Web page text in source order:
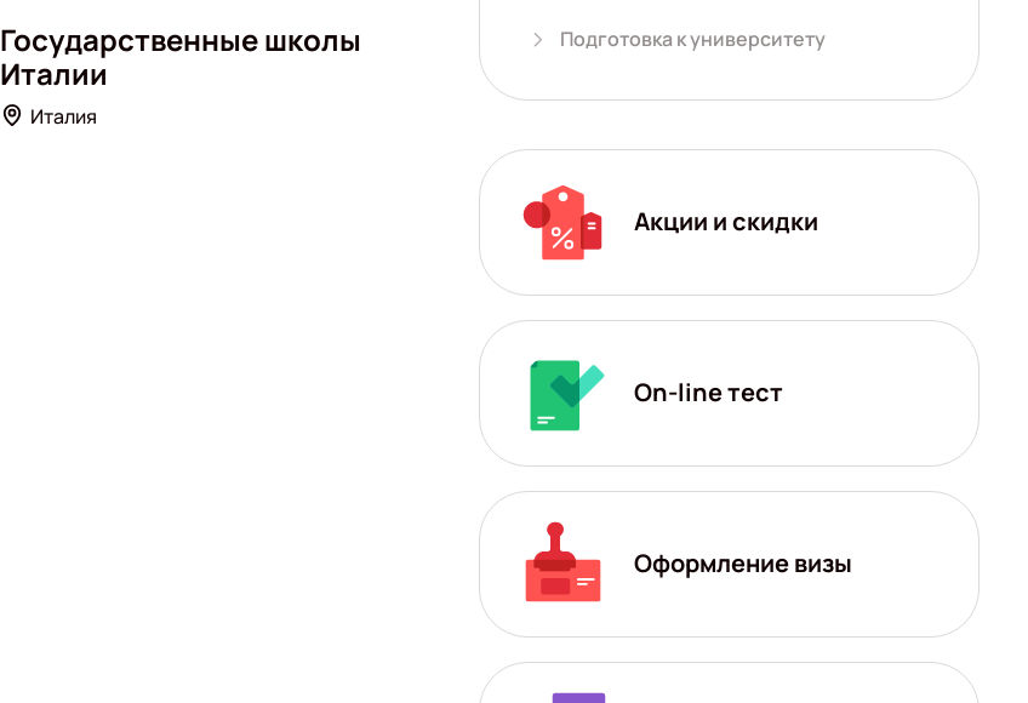
Государственные школы
Италии
Италия
Подготовка к университету
Акции и скидки
On-line тест
Оформление визы